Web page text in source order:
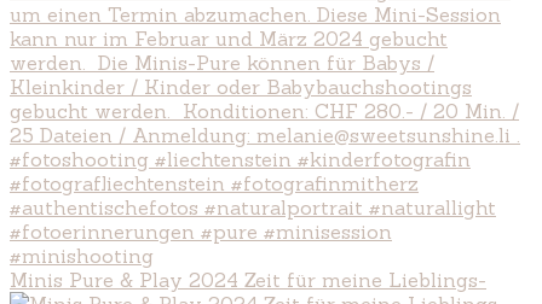
Minis Pure & Play 2024 Zeit für meine Lieblings-